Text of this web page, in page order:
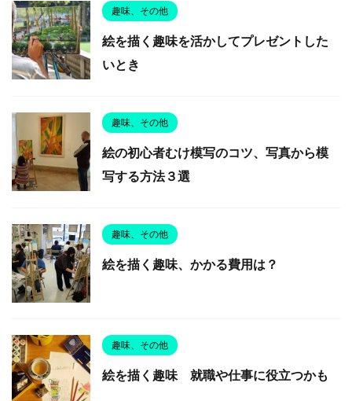
趣味、その他
絵を描く趣味を活かしてプレゼントした
いとき
趣味、その他
絵の初心者むけ模写のコツ、写真から模
写する方法３選
趣味、その他
絵を描く趣味、かかる費用は？
趣味、その他
絵を描く趣味 就職や仕事に役立つかも